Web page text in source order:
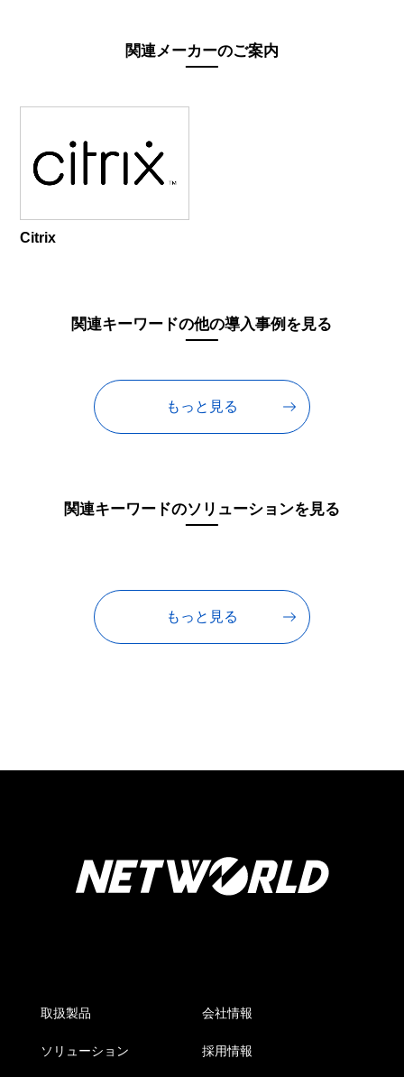
関連メーカーのご案内
Citrix
関連キーワードの他の導入事例を見る
もっと見る
関連キーワードのソリューションを見る
もっと見る
取扱製品
ソリューション
会社情報
採用情報